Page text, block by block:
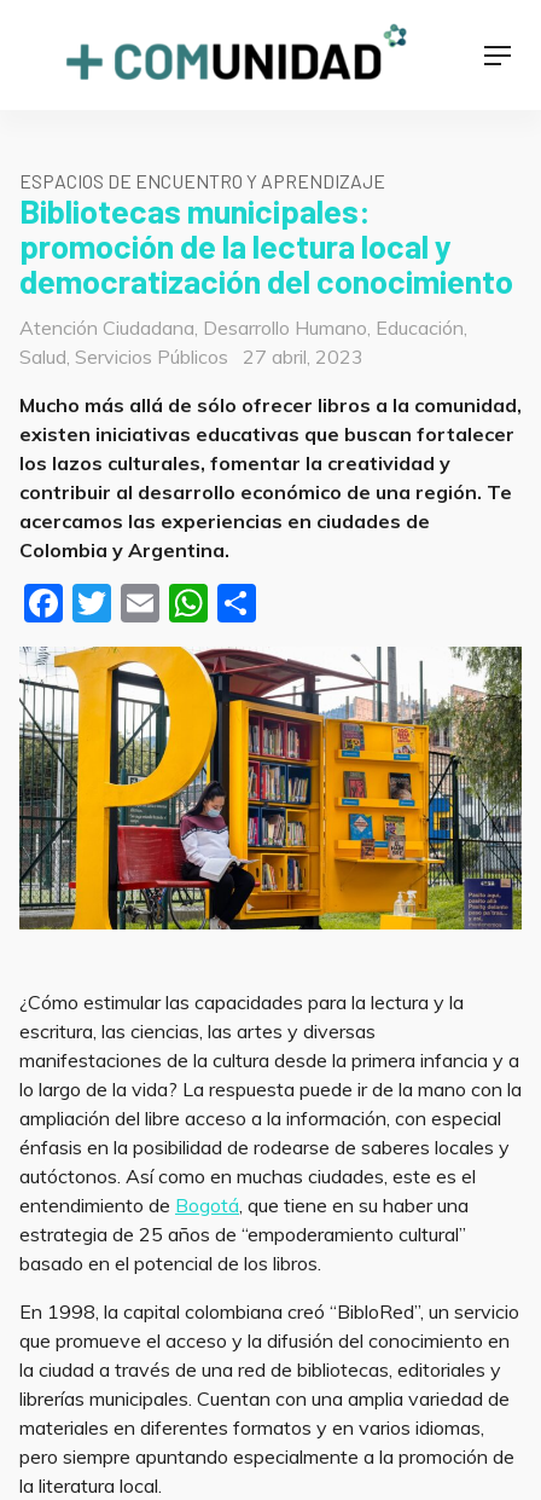
+COMUNIDAD
ESPACIOS DE ENCUENTRO Y APRENDIZAJE
Bibliotecas municipales:
promoción de la lectura local y
democratización del conocimiento
Categorías
Atención Ciudadana, Desarrollo Humano, Educación,
Salud, Servicios Públicos
Posted
27 abril, 2023
Mucho más allá de sólo ofrecer libros a la comunidad,
existen iniciativas educativas que buscan fortalecer
los lazos culturales, fomentar la creatividad y
contribuir al desarrollo económico de una región. Te
acercamos las experiencias en ciudades de
Colombia y Argentina.
F
a
c
e
b
o
o
k
T
w
it
te
r
E
m
ai
l
W
h
at
s
A
p
p
h
ar
e
¿Cómo estimular las capacidades para la lectura y la
escritura, las ciencias, las artes y diversas
manifestaciones de la cultura desde la primera infancia y a
lo largo de la vida? La respuesta puede ir de la mano con la
ampliación del libre acceso a la información, con especial
énfasis en la posibilidad de rodearse de saberes locales y
autóctonos. Así como en muchas ciudades, este es el
entendimiento de Bogotá, que tiene en su haber una
estrategia de 25 años de “empoderamiento cultural”
basado en el potencial de los libros.
En 1998, la capital colombiana creó “BibloRed”, un servicio
que promueve el acceso y la difusión del conocimiento en
la ciudad a través de una red de bibliotecas, editoriales y
librerías municipales. Cuentan con una amplia variedad de
materiales en diferentes formatos y en varios idiomas,
pero siempre apuntando especialmente a la promoción de
la literatura local.